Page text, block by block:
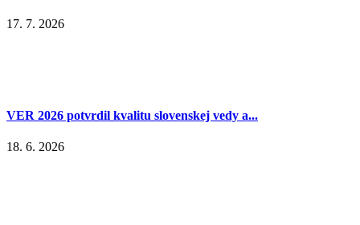
17. 7. 2026
VER 2026 potvrdil kvalitu slovenskej vedy a...
18. 6. 2026